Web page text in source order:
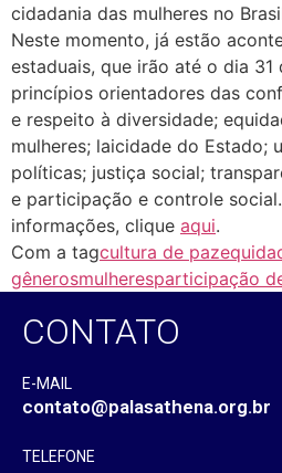
cidadania das mulheres no
Neste momento, já estão
estaduais, que irão até o dia 31
princípios orientadores das
e respeito à diversidade;
mulheres; laicidade do Estado;
políticas; justiça social;
e participação e controle
informações, clique aqui.
Com a tagcultura de paz
gênerosmulheresparticipação
CONTATO
E-MAIL
contato@palasathena.org.br
TELEFONE